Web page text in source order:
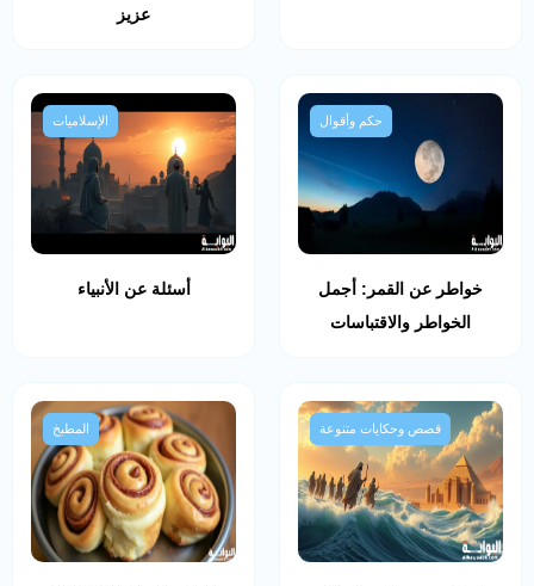
عزيز
حكم وأقوال
خواطر عن القمر: أجمل
الخواطر والاقتباسات
الإسلاميات
أسئلة عن الأنبياء
قصص وحكايات متنوعة المطبخ